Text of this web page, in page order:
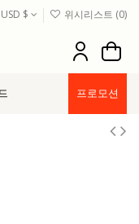
USD $ 위시리스트 (0)
프로모션